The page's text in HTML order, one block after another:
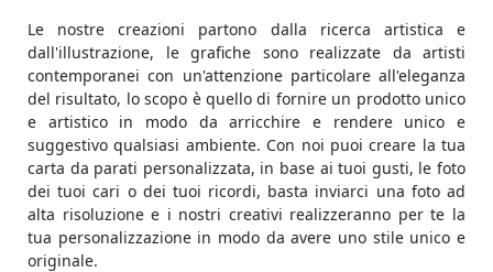
Le nostre creazioni partono dalla ricerca artistica e
dall'illustrazione, le grafiche sono realizzate da artisti
contemporanei con un'attenzione particolare all'eleganza
del risultato, lo scopo è quello di fornire un prodotto unico
e artistico in modo da arricchire e rendere unico e
suggestivo qualsiasi ambiente. Con noi puoi creare la tua
carta da parati personalizzata, in base ai tuoi gusti, le foto
dei tuoi cari o dei tuoi ricordi, basta inviarci una foto ad
alta risoluzione e i nostri creativi realizzeranno per te la
tua personalizzazione in modo da avere uno stile unico e
originale.